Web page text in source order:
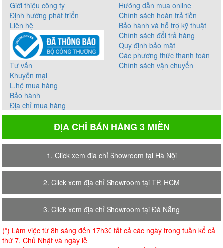
Giới thiệu công ty
Định hướng phát triển
Liên hệ
Tư vấn
Khuyến mại
L.hệ mua hàng
Bảo hành
Địa chỉ mua hàng
Hướng dẫn mua online
Chính sách hoàn trả tiền
Bảo hành và hỗ trợ kỹ thuật
Chính sách đổi trả hàng
Quy định bảo mật
Các phương thức thanh toán
Chính sách vận chuyển
ĐỊA CHỈ BÁN HÀNG 3 MIỀN
1. Click xem địa chỉ Showroom tại Hà Nội
2. Click xem địa chỉ Showroom tại TP. HCM
3. Click xem địa chỉ Showroom tại Đà Nẵng
(*) Làm việc từ 8h sáng đến 17h30 tất cả các ngày trong tuần kể cả
thứ 7, Chủ Nhật và ngày lễ